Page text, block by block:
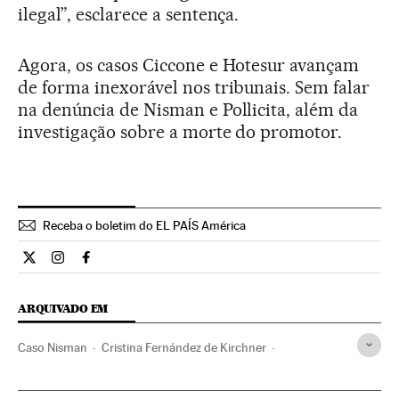
ilegal”, esclarece a sentença.
Agora, os casos Ciccone e Hotesur avançam
de forma inexorável nos tribunais. Sem falar
na denúncia de Nisman e Pollicita, além da
investigação sobre a morte do promotor.
Receba o boletim do EL PAÍS América
Internacional El País Brasil en Twitter
Internacional El País Brasil en Instagram
Internacional El País Brasil en Facebook
ARQUIVADO EM
Caso Nisman Cristina Fernández de Kirchner